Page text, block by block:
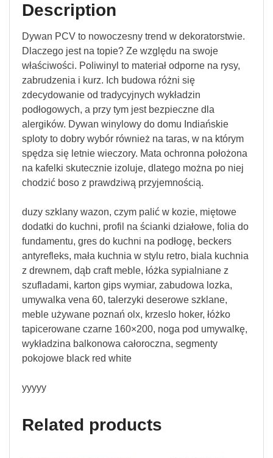
Description
Dywan PCV to nowoczesny trend w dekoratorstwie.
Dlaczego jest na topie? Ze względu na swoje
właściwości. Poliwinyl to materiał odporne na rysy,
zabrudzenia i kurz. Ich budowa różni się
zdecydowanie od tradycyjnych wykładzin
podłogowych, a przy tym jest bezpieczne dla
alergików. Dywan winylowy do domu Indiańskie
sploty to dobry wybór również na taras, w na którym
spędza się letnie wieczory. Mata ochronna położona
na kafelki skutecznie izoluje, dlatego można po niej
chodzić boso z prawdziwą przyjemnością.
duzy szklany wazon, czym palić w kozie, miętowe
dodatki do kuchni, profil na ścianki działowe, folia do
fundamentu, gres do kuchni na podłogę, beckers
antyrefleks, mała kuchnia w stylu retro, biala kuchnia
z drewnem, dąb craft meble, łóżka sypialniane z
szufladami, karton gips wymiar, zabudowa lozka,
umywalka vena 60, talerzyki deserowe szklane,
meble używane poznań olx, krzeslo hoker, łóżko
tapicerowane czarne 160×200, noga pod umywalkę,
wykładzina balkonowa całoroczna, segmenty
pokojowe black red white
yyyyy
Related products